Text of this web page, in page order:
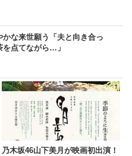
かな来世願う「夫と向き合っ
を点てながら…」
乃木坂46山下美月が映画初出演！